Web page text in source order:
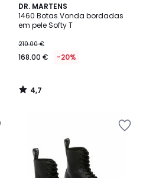
DR. MARTENS
1460 Botas Vonda bordadas
em pele Softy T
210.00 €
168.00 € -20%
4,7
/ 5
4,7
/